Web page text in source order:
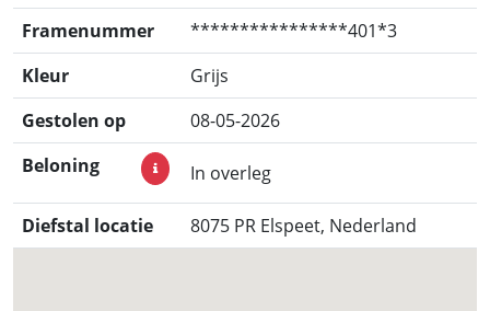
Framenummer
****************401*3
Kleur
Grijs
Gestolen op
08-05-2026
Beloning
In overleg
Diefstal locatie 8075 PR Elspeet, Nederland